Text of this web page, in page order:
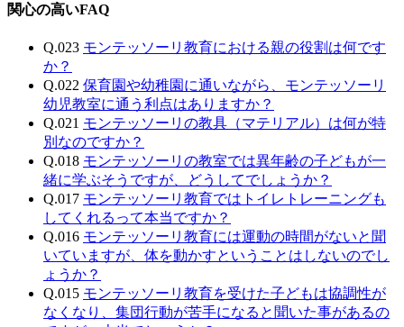
関心の高いFAQ
Q.023 モンテッソーリ教育における親の役割は何です
か？
Q.022 保育園や幼稚園に通いながら、モンテッソーリ
幼児教室に通う利点はありますか？
Q.021 モンテッソーリの教具（マテリアル）は何が特
別なのですか？
Q.018 モンテッソーリの教室では異年齢の子どもが一
緒に学ぶそうですが、どうしてでしょうか？
Q.017 モンテッソーリ教育ではトイレトレーニングも
してくれるって本当ですか？
Q.016 モンテッソーリ教育には運動の時間がないと聞
いていますが、体を動かすということはしないのでし
ょうか？
Q.015 モンテッソーリ教育を受けた子どもは協調性が
なくなり、集団行動が苦手になると聞いた事があるの